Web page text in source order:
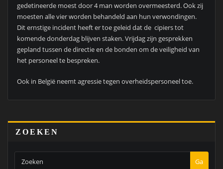
gedetineerde moest door 4 man worden overmeesterd. Ook zij
moesten alle vier worden behandeld aan hun verwondingen.
Dit ernstige incident heeft er toe geleid dat de cipiers tot
komende donderdag blijven staken. Vrijdag zijn gesprekken
gepland tussen de directie en de bonden om de veiligheid van
het personeel te bespreken.
Ook in België neemt agressie tegen overheidspersoneel toe.
ZOEKEN
Ga